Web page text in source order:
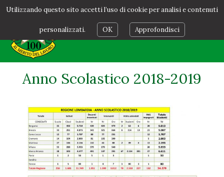
Utilizzando questo sito accetti l’uso di cookie per analisi e contenuti
personalizzati. OK Approfondisci
Anno Scolastico 2018-2019